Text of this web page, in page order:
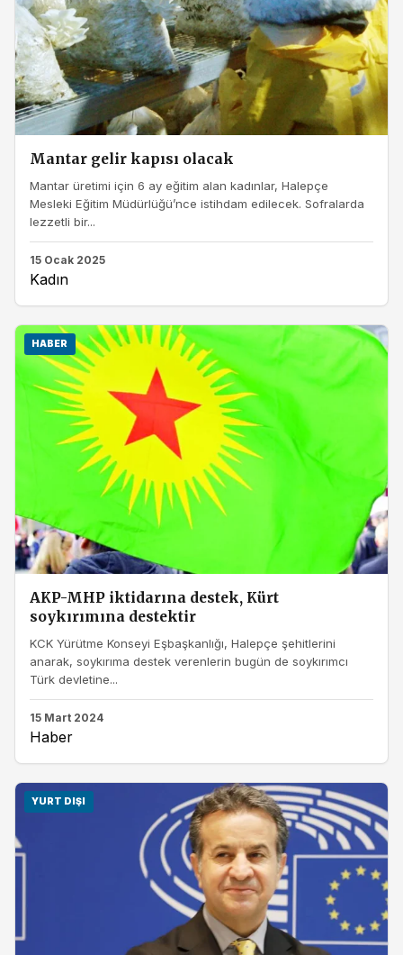
Mantar gelir kapısı olacak
Mantar üretimi için 6 ay eğitim alan kadınlar, Halepçe
Mesleki Eğitim Müdürlüğü’nce istihdam edilecek. Sofralarda
lezzetli bir...
15 Ocak 2025
Kadın
HABER
AKP-MHP iktidarına destek, Kürt
soykırımına destektir
KCK Yürütme Konseyi Eşbaşkanlığı, Halepçe şehitlerini
anarak, soykırıma destek verenlerin bugün de soykırımcı
Türk devletine...
15 Mart 2024
Haber
YURT DIŞI